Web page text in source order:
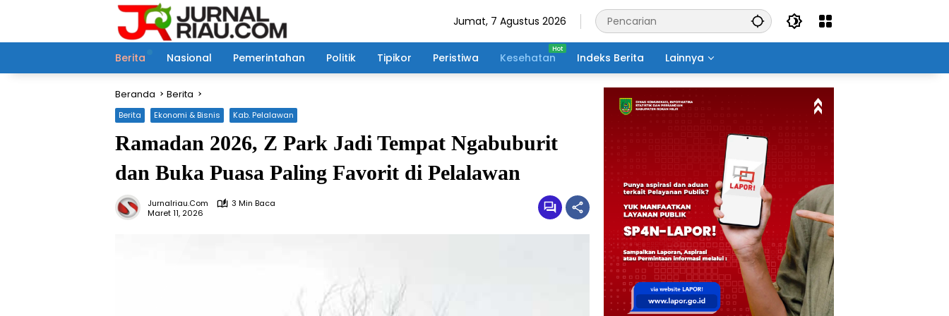
Jumat, 7 Agustus 2026
Berita Nasional Pemerintahan Politik Tipikor Peristiwa Kesehatan Indeks Berita Lainnya
Beranda Berita
Berita Ekonomi & Bisnis Kab. Pelalawan
Ramadan 2026, Z Park Jadi Tempat Ngabuburit
dan Buka Puasa Paling Favorit di Pelalawan
Jurnalriau.com
3 Min Baca
Maret 11, 2026